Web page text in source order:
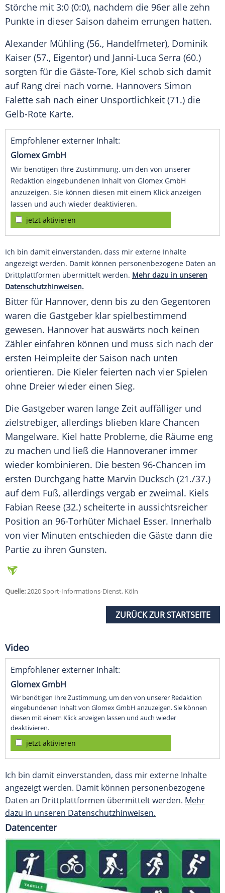
Störche mit 3:0 (0:0), nachdem die 96er alle zehn
Punkte in dieser Saison daheim errungen hatten.
Alexander Mühling (56., Handelfmeter), Dominik
Kaiser (57., Eigentor) und Janni-Luca Serra (60.)
sorgten für die Gäste-Tore, Kiel schob sich damit
auf Rang drei nach vorne. Hannovers Simon
Falette sah nach einer Unsportlichkeit (71.) die
Gelb-Rote Karte.
Empfohlener externer Inhalt:
Glomex GmbH
Wir benötigen Ihre Zustimmung, um den von unserer
Redaktion eingebundenen Inhalt von Glomex GmbH
anzuzeigen. Sie können diesen mit einem Klick anzeigen
lassen und auch wieder deaktivieren.
jetzt aktivieren
Ich bin damit einverstanden, dass mir externe Inhalte
angezeigt werden. Damit können personenbezogene Daten an
Drittplattformen übermittelt werden. Mehr dazu in unseren
Datenschutzhinweisen.
Bitter für Hannover, denn bis zu den Gegentoren
waren die Gastgeber klar spielbestimmend
gewesen. Hannover hat auswärts noch keinen
Zähler einfahren können und muss sich nach der
ersten Heimpleite der Saison nach unten
orientieren. Die Kieler feierten nach vier Spielen
ohne Dreier wieder einen Sieg.
Die Gastgeber waren lange Zeit auffälliger und
zielstrebiger, allerdings blieben klare Chancen
Mangelware. Kiel hatte Probleme, die Räume eng
zu machen und ließ die Hannoveraner immer
wieder kombinieren. Die besten 96-Chancen im
ersten Durchgang hatte Marvin Ducksch (21./37.)
auf dem Fuß, allerdings vergab er zweimal. Kiels
Fabian Reese (32.) scheiterte in aussichtsreicher
Position an 96-Torhüter Michael Esser. Innerhalb
von vier Minuten entschieden die Gäste dann die
Partie zu ihren Gunsten.
Quelle:2020 Sport-Informations-Dienst, Köln
ZURÜCK ZUR STARTSEITE
Video
Empfohlener externer Inhalt:
Glomex GmbH
Wir benötigen Ihre Zustimmung, um den von unserer Redaktion
eingebundenen Inhalt von Glomex GmbH anzuzeigen. Sie können
diesen mit einem Klick anzeigen lassen und auch wieder
deaktivieren.
jetzt aktivieren
Ich bin damit einverstanden, dass mir externe Inhalte
angezeigt werden. Damit können personenbezogene
Daten an Drittplattformen übermittelt werden. Mehr
dazu in unseren Datenschutzhinweisen.
Datencenter